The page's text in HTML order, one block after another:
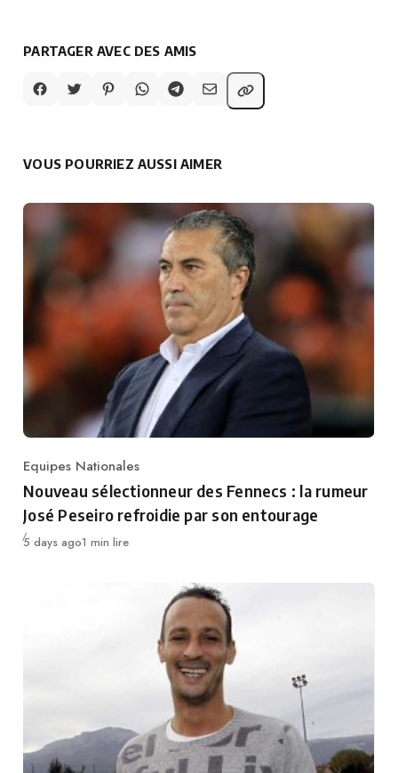
PARTAGER AVEC DES AMIS
VOUS POURRIEZ AUSSI AIMER
Category
Equipes Nationales
Nouveau sélectionneur des Fennecs : la rumeur
José Peseiro refroidie par son entourage
Publié
5 days ago1 min lire